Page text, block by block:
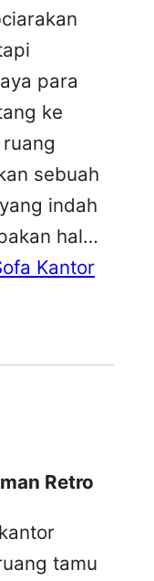
para
ke
sebuah
indah
hal…
Kantor
Retro
tamu